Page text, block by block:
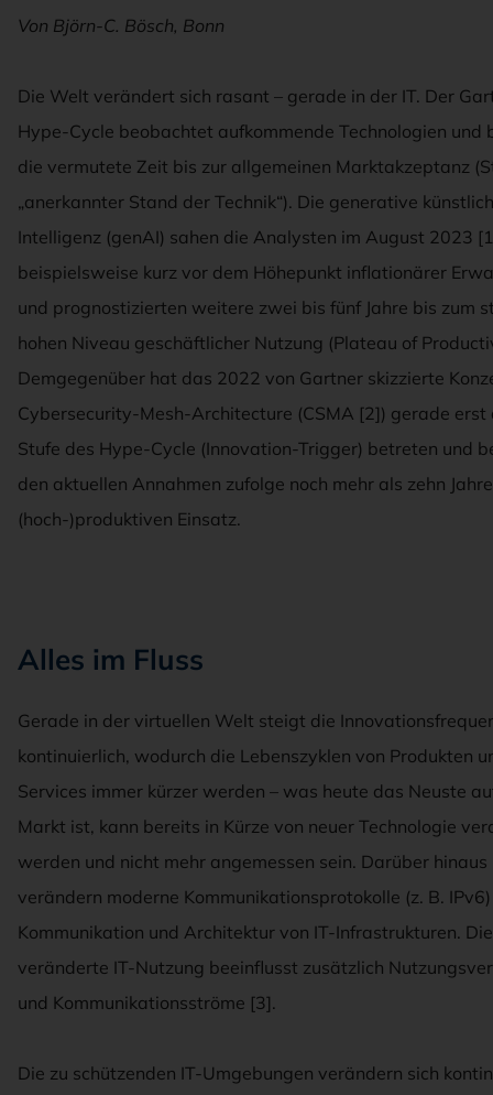
Von Björn-C. Bösch, Bonn
Die Welt verändert sich rasant – gerade in der IT. Der
Hype-Cycle beobachtet aufkommende Technologien und
die vermutete Zeit bis zur allgemeinen Marktakzeptanz
„anerkannter Stand der Technik“). Die generative
Intelligenz (genAI) sahen die Analysten im August 2023
beispielsweise kurz vor dem Höhepunkt inflationärer
und prognostizierten weitere zwei bis fünf Jahre bis zum
hohen Niveau geschäftlicher Nutzung (Plateau of
Demgegenüber hat das 2022 von Gartner skizzierte
Cybersecurity-Mesh-Architecture (CSMA [2]) gerade erst
Stufe des Hype-Cycle (Innovation-Trigger) betreten und
den aktuellen Annahmen zufolge noch mehr als zehn
(hoch-)produktiven Einsatz.
Alles im Fluss
Gerade in der virtuellen Welt steigt die
kontinuierlich, wodurch die Lebenszyklen von Produkten
Services immer kürzer werden – was heute das Neuste
Markt ist, kann bereits in Kürze von neuer Technologie
werden und nicht mehr angemessen sein. Darüber hinaus
verändern moderne Kommunikationsprotokolle (z. B.
Kommunikation und Architektur von IT-Infrastrukturen. Die
veränderte IT-Nutzung beeinflusst zusätzlich
und Kommunikationsströme [3].
Die zu schützenden IT-Umgebungen verändern sich